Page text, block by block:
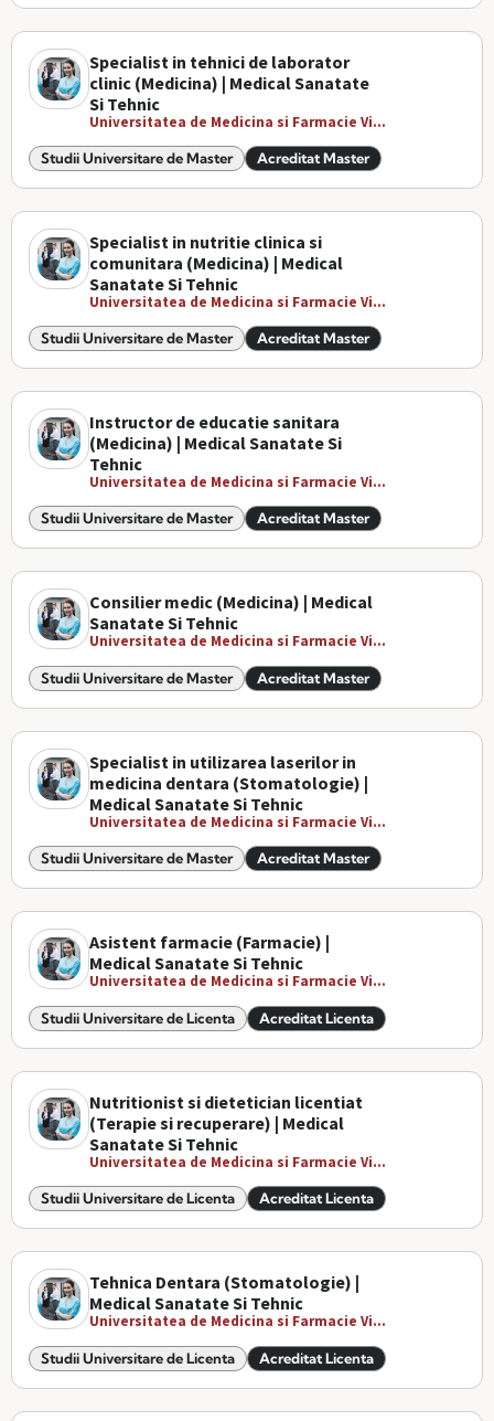
Specialist in tehnici de laborator
clinic (Medicina) | Medical Sanatate
Si Tehnic
Universitatea de Medicina si Farmacie Vi...
Studii Universitare de Master Acreditat Master
Specialist in nutritie clinica si
comunitara (Medicina) | Medical
Sanatate Si Tehnic
Universitatea de Medicina si Farmacie Vi...
Studii Universitare de Master Acreditat Master
Instructor de educatie sanitara
(Medicina) | Medical Sanatate Si
Tehnic
Universitatea de Medicina si Farmacie Vi...
Studii Universitare de Master Acreditat Master
Consilier medic (Medicina) | Medical
Sanatate Si Tehnic
Universitatea de Medicina si Farmacie Vi...
Studii Universitare de Master Acreditat Master
Specialist in utilizarea laserilor in
medicina dentara (Stomatologie) |
Medical Sanatate Si Tehnic
Universitatea de Medicina si Farmacie Vi...
Studii Universitare de Master Acreditat Master
Asistent farmacie (Farmacie) |
Medical Sanatate Si Tehnic
Universitatea de Medicina si Farmacie Vi...
Studii Universitare de Licenta Acreditat Licenta
Nutritionist si dietetician licentiat
(Terapie si recuperare) | Medical
Sanatate Si Tehnic
Universitatea de Medicina si Farmacie Vi...
Studii Universitare de Licenta Acreditat Licenta
Tehnica Dentara (Stomatologie) |
Medical Sanatate Si Tehnic
Universitatea de Medicina si Farmacie Vi...
Studii Universitare de Licenta Acreditat Licenta